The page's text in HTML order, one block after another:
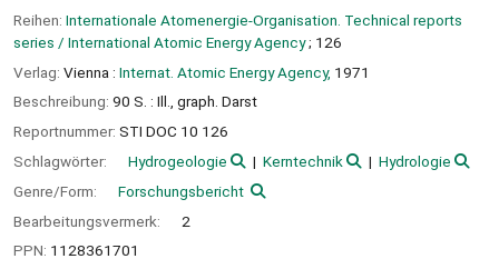
Reihen: Internationale Atomenergie-Organisation. Technical reports
series / International Atomic Energy Agency; 126
Verlag: Vienna : Internat. Atomic Energy Agency, 1971
Beschreibung: 90 S. : Ill., graph. Darst
Reportnummer: STI DOC 10 126
Schlagwörter:
Hydrogeologie Kerntechnik
Hydrologie
Genre/Form:
Forschungsbericht
Bearbeitungsvermerk:
2
PPN: 1128361701